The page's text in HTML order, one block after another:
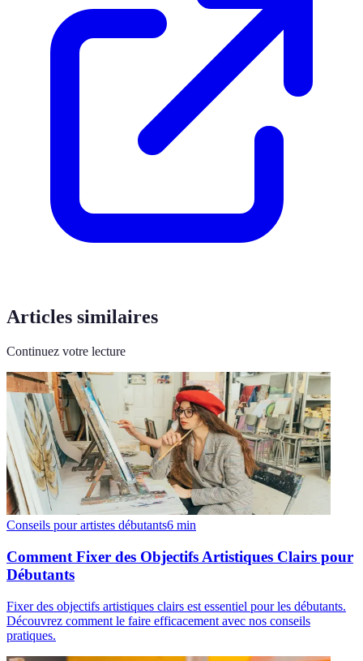
Articles similaires
Continuez votre lecture
Conseils pour artistes débutants6 min
Comment Fixer des Objectifs Artistiques Clairs pour
Débutants
Fixer des objectifs artistiques clairs est essentiel pour les débutants.
Découvrez comment le faire efficacement avec nos conseils
pratiques.